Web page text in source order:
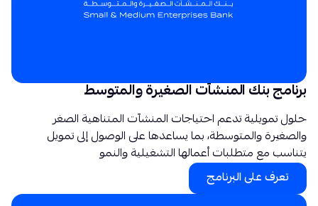
برنامج بنك المنشآت الصغيرة والمتوسط
حلول تمويلية تدعم احتياجات المنشآت المتناهية الصغر
والصغيرة والمتوسطة، بما يساعدها على الوصول إلى تمويل
يتناسب مع متطلبات أعمالها التشغيلية والنمو
تعرف على البرنامج